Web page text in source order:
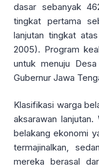
dasar sebanyak
tingkat pertama
lanjutan tingkat
2005). Program
untuk menuju
Gubernur Jawa
Klasifikasi warga
aksarawan
belakang ekonomi
termajinalkan,
mereka berasal